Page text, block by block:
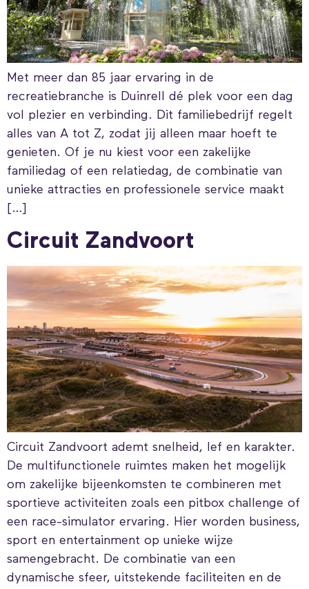
Met meer dan 85 jaar ervaring in de
recreatiebranche is Duinrell dé plek voor een dag
vol plezier en verbinding. Dit familiebedrijf regelt
alles van A tot Z, zodat jij alleen maar hoeft te
genieten. Of je nu kiest voor een zakelijke
familiedag of een relatiedag, de combinatie van
unieke attracties en professionele service maakt
[…]
Circuit Zandvoort
Circuit Zandvoort ademt snelheid, lef en karakter.
De multifunctionele ruimtes maken het mogelijk
om zakelijke bijeenkomsten te combineren met
sportieve activiteiten zoals een pitbox challenge of
een race-simulator ervaring. Hier worden business,
sport en entertainment op unieke wijze
samengebracht. De combinatie van een
dynamische sfeer, uitstekende faciliteiten en de